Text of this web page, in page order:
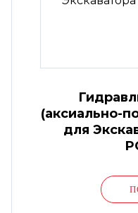
(аксиально-
для